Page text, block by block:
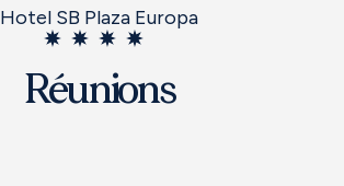
Hotel SB Plaza Europa
Réunions